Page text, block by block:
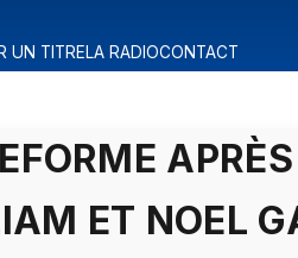
UN TITRELA RADIOCONTACT
ET NOEL